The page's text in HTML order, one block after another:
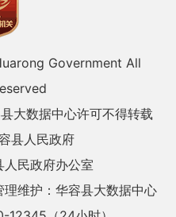
Government All
大数据中心许可不得转载
县人民政府
人民政府办公室
理维护：华容县大数据中心